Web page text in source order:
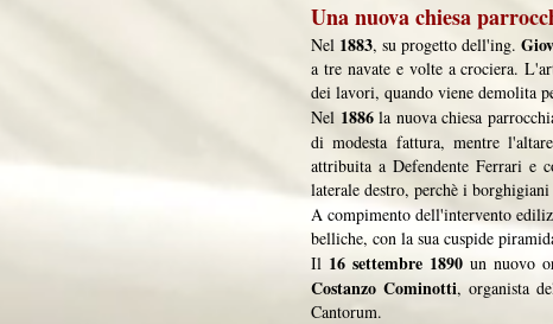
Una nuova chiesa
Nel 1883, su progetto dell'ing.
a tre navate e volte a crociera.
dei lavori, quando viene demolita
Nel 1886la nuova chiesa
di modesta fattura, mentre
attribuita a Defendente Ferrari e
laterale destro, perchè i
A compimento dell'intervento
belliche, con la sua cuspide
Il 16 settembre 1890 un nuovo
Costanzo Cominotti, organista
Cantorum.